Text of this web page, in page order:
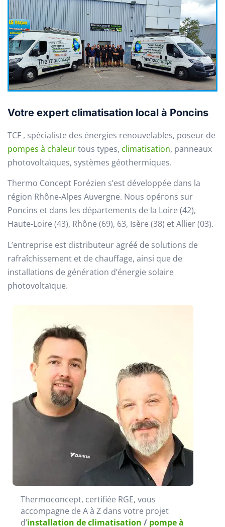
Votre expert climatisation local à Poncins
TCF , spécialiste des énergies renouvelables, poseur de
pompes à chaleurtous types, climatisation, panneaux
photovoltaïques, systèmes géothermiques.
Thermo Concept Forézien s’est développée dans la
région Rhône-Alpes Auvergne. Nous opérons sur
Poncins et dans les départements de la Loire (42),
Haute-Loire (43), Rhône (69), 63, Isère (38) et Allier (03).
L’entreprise est distributeur agréé de solutions de
rafraîchissement et de chauffage, ainsi que de
installations de génération d’énergie solaire
photovoltaïque.
Thermoconcept, certifiée RGE, vous
accompagne de A à Z dans votre projet
d’installation de climatisation / pompe à